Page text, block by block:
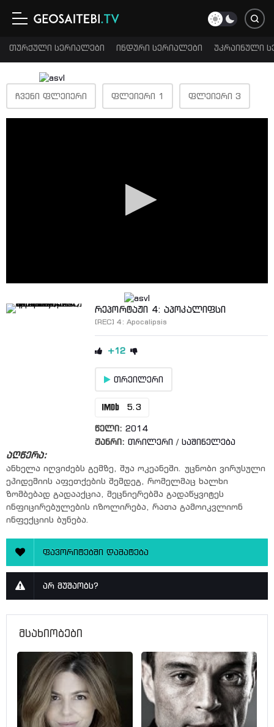
თურქული სერიალები ინდური სერიალები უკრაინული
ᲩᲕᲔᲜᲘ ᲤᲚᲔᲘᲔᲠᲘ ᲤᲚᲔᲘᲔᲠᲘ 1 ᲤᲚᲔᲘᲔᲠᲘ 3
რეპორტაჟი 4: აპოკალიფსი
[REC] 4: Apocalipsis
+12
თრეილერი
5.3
წელი: 2014
ჟანრი: თრილერი / საშინელება
აღწერა:
ანხელა იღვიძებს გემზე, შუა ოკეანეში. უცნობი ვირუსული
ეპიდემიის აფეთქების შემდეგ, რომელმაც ხალხი
ზომბებად გადააქცია, მეცნიერებმა გადაწყვიტეს
ინფიცირებულების იზოლირება, რათა გამოიკვლიონ
ინფექციის ბუნება.
ფავორიტებში დამატება
არ მუშაობს?
მსახიობები